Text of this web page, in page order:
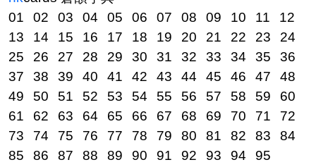
01
02 03 04 05 06 07 08 09 10 11
12
13
14 15 16 17 18 19 20 21 22 23
24
25
26 27 28 29 30 31 32 33 34 35
36
37
38 39 40 41 42 43 44 45 46 47
48
49
50 51 52 53 54 55 56 57 58 59
60
61
62 63 64 65 66 67 68 69 70 71
72
73
74 75 76 77 78 79 80 81 82 83
84
85
86 87 88 89 90 91 92 93 94 95